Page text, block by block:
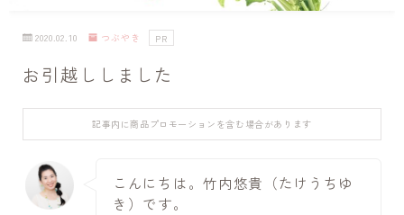
2020.02.10 つぶやき PR
お引越ししました
記事内に商品プロモーションを含む場合があります
こんにちは。竹内悠貴（たけうちゆ
き）です。